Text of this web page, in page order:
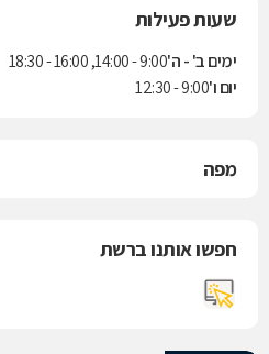
שעות פעילות
ימים ב' - ה'9:00 - 14:00, 16:00 - 18:30
יום ו'9:00 - 12:30
מפה
חפשו אותנו ברשת